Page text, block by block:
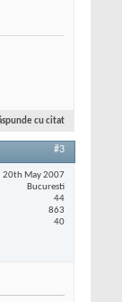
cu citat
#3
20th May 2007
Bucuresti
44
863
40